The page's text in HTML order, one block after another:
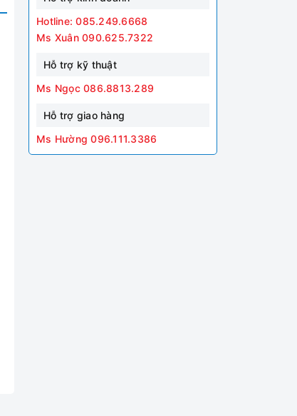
Hotline: 085.249.6668
Ms Xuân 090.625.7322
Hỗ trợ kỹ thuật
Ms Ngọc 086.8813.289
Hỗ trợ giao hàng
Ms Hường 096.111.3386